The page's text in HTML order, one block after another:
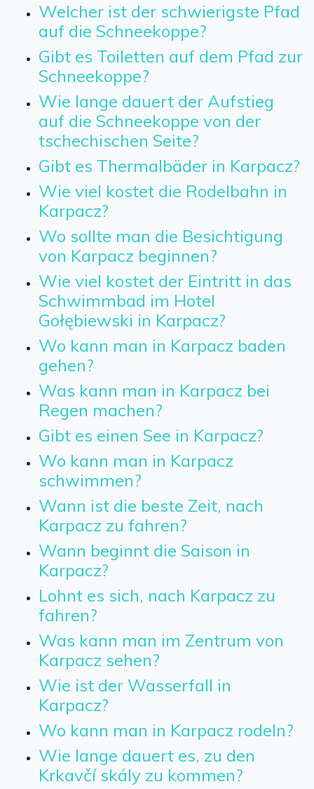
Welcher ist der schwierigste Pfad
auf die Schneekoppe?
Gibt es Toiletten auf dem Pfad zur
Schneekoppe?
Wie lange dauert der Aufstieg
auf die Schneekoppe von der
tschechischen Seite?
Gibt es Thermalbäder in Karpacz?
Wie viel kostet die Rodelbahn in
Karpacz?
Wo sollte man die Besichtigung
von Karpacz beginnen?
Wie viel kostet der Eintritt in das
Schwimmbad im Hotel
Gołębiewski in Karpacz?
Wo kann man in Karpacz baden
gehen?
Was kann man in Karpacz bei
Regen machen?
Gibt es einen See in Karpacz?
Wo kann man in Karpacz
schwimmen?
Wann ist die beste Zeit, nach
Karpacz zu fahren?
Wann beginnt die Saison in
Karpacz?
Lohnt es sich, nach Karpacz zu
fahren?
Was kann man im Zentrum von
Karpacz sehen?
Wie ist der Wasserfall in
Karpacz?
Wo kann man in Karpacz rodeln?
Wie lange dauert es, zu den
Krkavčí skály zu kommen?